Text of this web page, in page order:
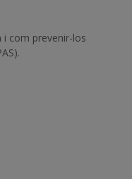
i com prevenir-los